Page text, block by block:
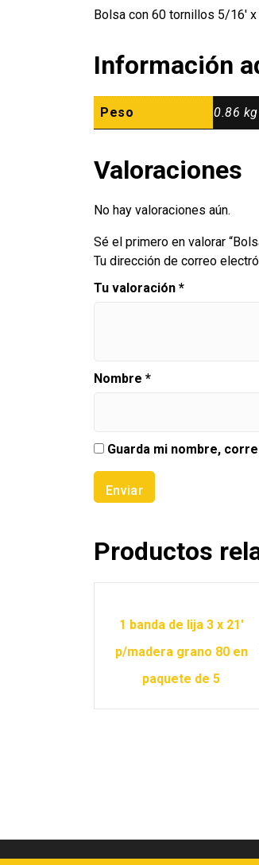
Bolsa con 60 tornillos 5/16′
Información
Peso 0.86 kg
Valoraciones
No hay valoraciones aún.
Sé el primero en valorar
Tu dirección de correo
Tu valoración *
Nombre *
Guarda mi nombre,
Productos
1 banda de lija 3 x 21′
p/madera grano 80 en
paquete de 5